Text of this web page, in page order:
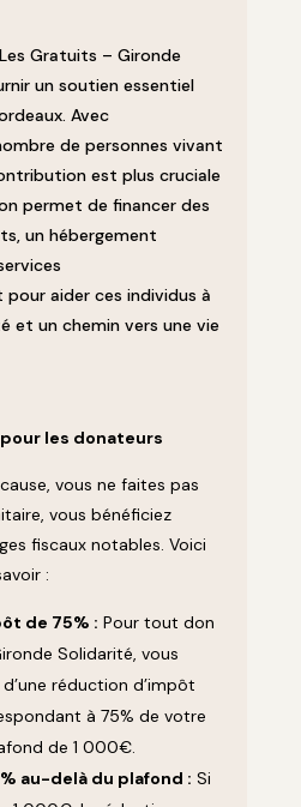
Gratuits – Gironde
un soutien essentiel
Avec
de personnes vivant
est plus cruciale
permet de financer des
un hébergement
pour aider ces individus à
et un chemin vers une vie
les donateurs
vous ne faites pas
vous bénéficiez
fiscaux notables. Voici
:
de 75% : Pour tout don
Solidarité, vous
réduction d’impôt
à 75% de votre
de 1 000€.
au-delà du plafond : Si